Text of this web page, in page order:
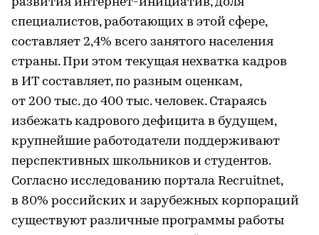
специалистов, работающих в этой сфере,
составляет 2,4% всего занятого населения
страны. При этом текущая нехватка кадров
в ИТ составляет, по разным оценкам,
от 200 тыс. до 400 тыс. человек. Стараясь
избежать кадрового дефицита в будущем,
крупнейшие работодатели поддерживают
перспективных школьников и студентов.
Согласно исследованию портала Recruitnet,
в 80% российских и зарубежных корпораций
существуют различные программы работы